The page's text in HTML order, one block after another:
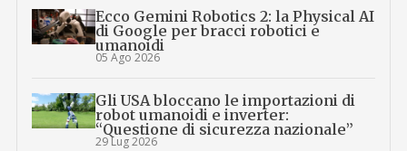
Ecco Gemini Robotics 2: la Physical AI
di Google per bracci robotici e
umanoidi
05 Ago 2026
Gli USA bloccano le importazioni di
robot umanoidi e inverter:
“Questione di sicurezza nazionale”
29 Lug 2026